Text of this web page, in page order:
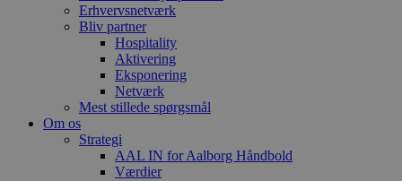
Erhvervsnetværk
Bliv partner
Hospitality
Aktivering
Eksponering
Netværk
Mest stillede spørgsmål
Om os
Strategi
AAL IN for Aalborg Håndbold
Værdier